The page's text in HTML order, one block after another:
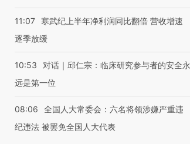
11:07
寒武纪上半年净利润同比翻倍 营收增速
逐季放缓
10:53
对话｜邱仁宗：临床研究参与者的安全永
远是第一位
08:06
全国人大常委会：六名将领涉嫌严重违
纪违法 被罢免全国人大代表